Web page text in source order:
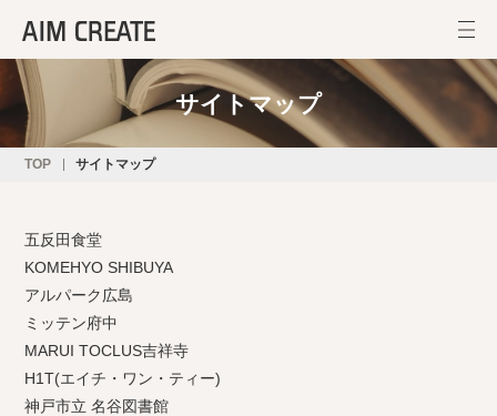
サイトマップ
TOP サイトマップ
五反田食堂
KOMEHYO SHIBUYA
アルパーク広島
ミッテン府中
MARUI TOCLUS吉祥寺
H1T(エイチ・ワン・ティー)
神戸市立 名谷図書館